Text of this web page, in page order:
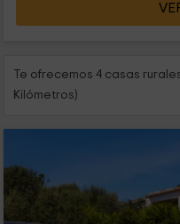
Te ofrecemos 4 casas
Kilómetros)